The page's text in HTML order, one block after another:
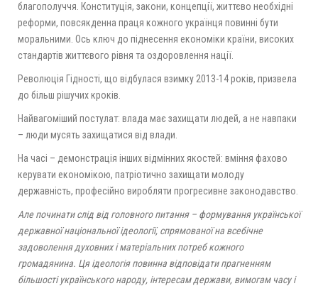
благополуччя. Конституція, закони, концепції, життєво необхідні
реформи, повсякденна праця кожного українця повинні бути
моральними. Ось ключ до піднесення економіки країни, високих
стандартів життєвого рівня та оздоровлення нації.
Революція Гідності, що відбулася взимку 2013-14 років, призвела
до більш рішучих кроків.
Найвагоміший постулат: влада має захищати людей, а не навпаки
– люди мусять захищатися від влади.
На часі – демонстрація інших відмінних якостей: вміння фахово
керувати економікою, патріотично захищати молоду
державність, професійно виробляти прогресивне законодавство.
Але починати слід від головного питання – формування української
державної національної ідеології, спрямованої на всебічне
задоволення духовних і матеріальних потреб кожного
громадянина. Ця ідеологія повинна відповідати прагненням
більшості українського народу, інтересам держави, вимогам часу і